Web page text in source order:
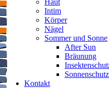
Haut
Intim
Körper
Nägel
Sommer und Sonne
After Sun
Bräunung
Sonnenschutz
Kontakt